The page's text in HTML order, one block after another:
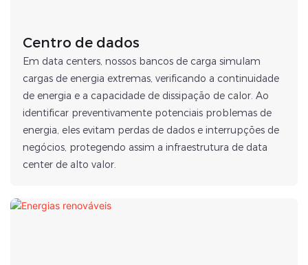
Centro de dados
Em data centers, nossos bancos de carga simulam
cargas de energia extremas, verificando a continuidade
de energia e a capacidade de dissipação de calor. Ao
identificar preventivamente potenciais problemas de
energia, eles evitam perdas de dados e interrupções de
negócios, protegendo assim a infraestrutura de data
center de alto valor.